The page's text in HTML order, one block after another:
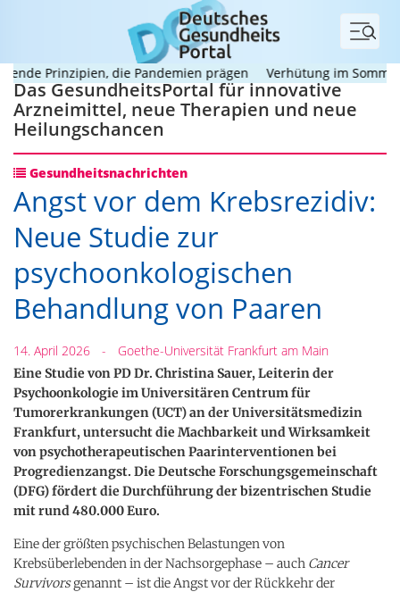
Menü
Prinzipien, die Pandemien prägen Verhütung im Sommer:
Das GesundheitsPortal für innovative
Arzneimittel, neue Therapien und neue
Heilungschancen
Gesundheitsnachrichten
Angst vor dem Krebsrezidiv:
Neue Studie zur
psychoonkologischen
Behandlung von Paaren
14. April 2026 - Goethe-Universität Frankfurt am Main
Eine Studie von PD Dr. Christina Sauer, Leiterin der
Psychoonkologie im Universitären Centrum für
Tumorerkrankungen (UCT) an der Universitätsmedizin
Frankfurt, untersucht die Machbarkeit und Wirksamkeit
von psychotherapeutischen Paarinterventionen bei
Progredienzangst. Die Deutsche Forschungsgemeinschaft
(DFG) fördert die Durchführung der bizentrischen Studie
mit rund 480.000 Euro.
Eine der größten psychischen Belastungen von
Krebsüberlebenden in der Nachsorgephase – auch Cancer
Survivorsgenannt – ist die Angst vor der Rückkehr der